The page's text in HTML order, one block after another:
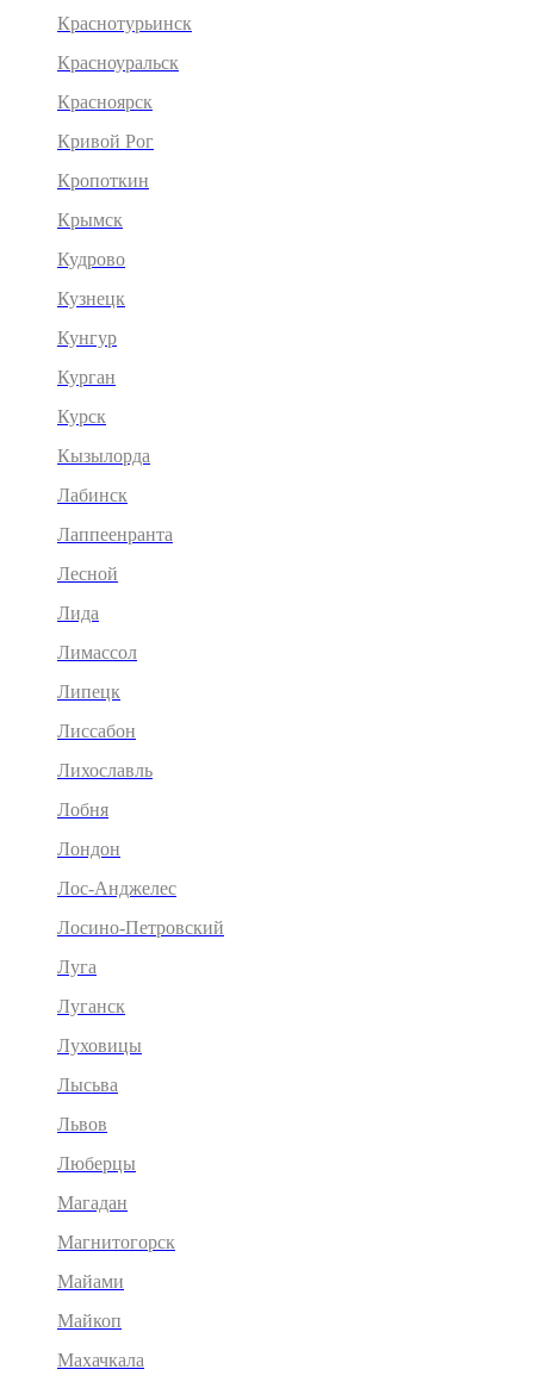
Краснотурьинск
Красноуральск
Красноярск
Кривой Рог
Кропоткин
Крымск
Кудрово
Кузнецк
Кунгур
Курган
Курск
Кызылорда
Лабинск
Лаппеенранта
Лесной
Лида
Лимассол
Липецк
Лиссабон
Лихославль
Лобня
Лондон
Лос-Анджелес
Лосино-Петровский
Луга
Луганск
Луховицы
Лысьва
Львов
Люберцы
Магадан
Магнитогорск
Майами
Майкоп
Махачкала